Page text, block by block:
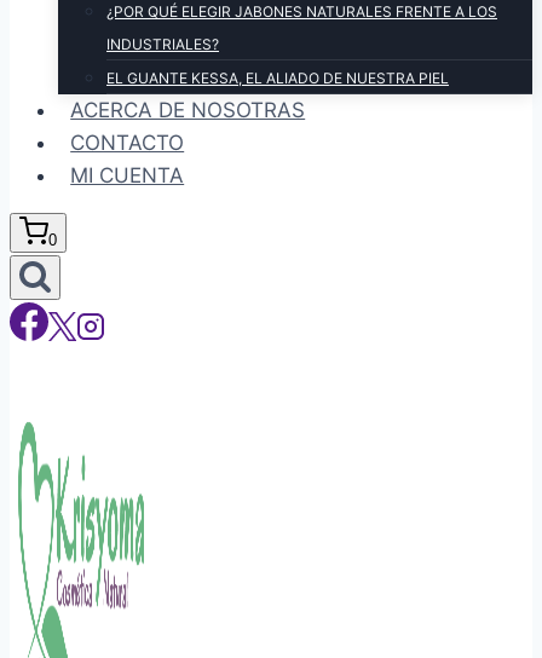
¿POR QUÉ ELEGIR JABONES NATURALES FRENTE A LOS
INDUSTRIALES?
EL GUANTE KESSA, EL ALIADO DE NUESTRA PIEL
ACERCA DE NOSOTRAS
CONTACTO
MI CUENTA
0